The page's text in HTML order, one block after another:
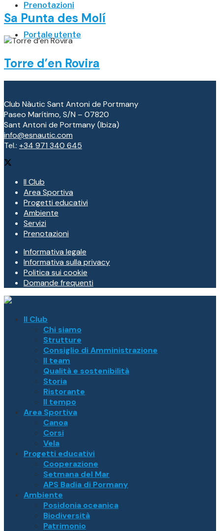
Prenotazioni
Portale utente
Sa Punta des Molí
Torre d’en Rovira
Club Nàutic Sant Antoni de Portmany
Paseo Marítimo, S/N – 07820
Sant Antoni de Portmany (Ibiza)
info@esnautic.com
Tel.: +34 971 340 645
Il Club
Area Sportiva
Progetti educativi
Ambiente
Servizi
Prenotazioni
Informativa legale
Informativa sulla privacy
Politica sui cookie
Domande frequenti
Il Club
Chi siamo
Strutture
Consiglio di Amministrazione
Il team
Qualità e sostenibilità
Storia
Ristorante
Il tempo
Area Sportiva
Canoa
Corsi
Vela
Progetti educativi
Cooperazione
Setmana del Mar
APS Badia di Pormany
Ambiente
Posidonia oceanica
Biodiversità
Patrimonio